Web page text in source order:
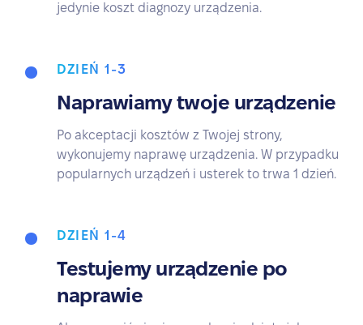
jedynie koszt diagnozy urządzenia.
DZIEŃ 1-3
Naprawiamy twoje urządzenie
Po akceptacji kosztów z Twojej strony,
wykonujemy naprawę urządzenia. W przypadku
popularnych urządzeń i usterek to trwa 1 dzień.
DZIEŃ 1-4
Testujemy urządzenie po
naprawie